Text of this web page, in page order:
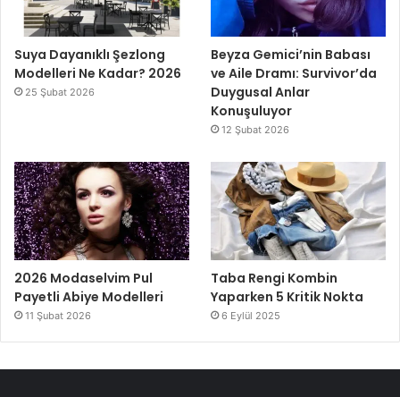
Suya Dayanıklı Şezlong
Modelleri Ne Kadar? 2026
25 Şubat 2026
Beyza Gemici’nin Babası
ve Aile Dramı: Survivor’da
Duygusal Anlar
Konuşuluyor
12 Şubat 2026
2026 Modaselvim Pul
Payetli Abiye Modelleri
11 Şubat 2026
Taba Rengi Kombin
Yaparken 5 Kritik Nokta
6 Eylül 2025